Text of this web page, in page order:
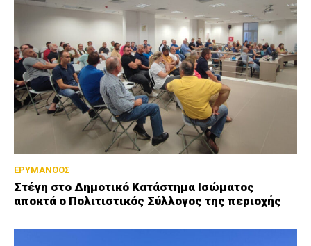
ΕΡΥΜΑΝΘΟΣ
Στέγη στο Δημοτικό Κατάστημα Ισώματος
αποκτά ο Πολιτιστικός Σύλλογος της περιοχής